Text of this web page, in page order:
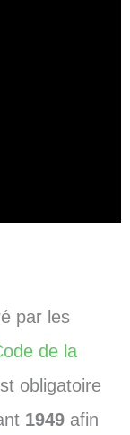
par les
de la
obligatoire
1949 afin